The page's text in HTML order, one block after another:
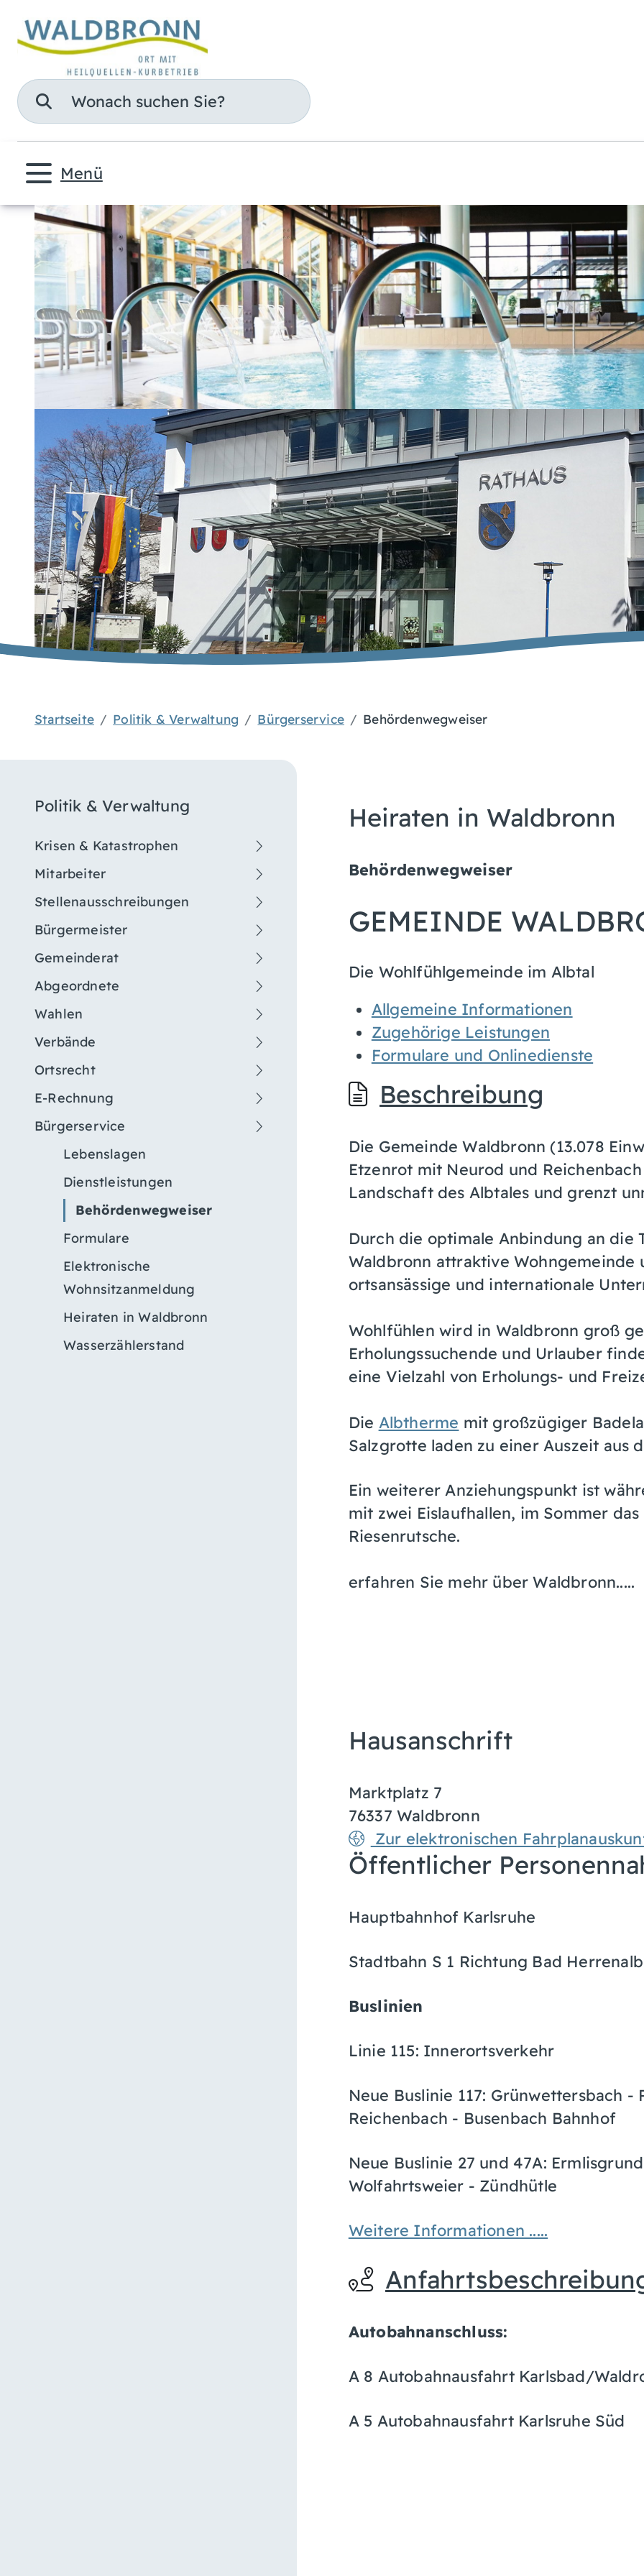
Suche
Menü
Startseite Politik & Verwaltung Bürgerservice Behördenwegweiser
Politik & Verwaltung
Krisen & Katastrophen
Mitarbeiter
Stellenausschreibungen
Bürgermeister
Gemeinderat
Abgeordnete
Wahlen
Verbände
Ortsrecht
E-Rechnung
Bürgerservice
Lebenslagen
Dienstleistungen
Behördenwegweiser
Formulare
Elektronische
Wohnsitzanmeldung
Heiraten in Waldbronn
Wasserzählerstand
Heiraten in Waldbronn
Behördenwegweiser
GEMEINDE
Die Wohlfühlgemeinde im Albtal
Allgemeine Informationen
Zugehörige Leistungen
Formulare und Onlinedienste
Beschreibung
Die Gemeinde Waldbronn (13.078
Etzenrot mit Neurod und
Landschaft des Albtales und grenzt
Durch die optimale Anbindung an die
Waldbronn attraktive
ortsansässige und internationale
Wohlfühlen wird in Waldbronn groß
Erholungssuchende und Urlauber
eine Vielzahl von Erholungs- und
Die Albtherme mit großzügiger
Salzgrotte laden zu einer Auszeit aus
Ein weiterer Anziehungspunkt ist
mit zwei Eislaufhallen, im Sommer
Riesenrutsche.
erfahren Sie mehr über Waldbronn.....
Hausanschrift
Marktplatz 7
76337 Waldbronn
Zur elektronischen
Öffentlicher
Hauptbahnhof Karlsruhe
Stadtbahn S 1 Richtung Bad
Buslinien
Linie 115: Innerortsverkehr
Neue Buslinie 117: Grünwettersbach
Reichenbach - Busenbach Bahnhof
Neue Buslinie 27 und 47A:
Wolfahrtsweier - Zündhütle
Weitere Informationen .....
Autobahnanschluss:
A 8 Autobahnausfahrt Karlsbad/
A 5 Autobahnausfahrt Karlsruhe Süd